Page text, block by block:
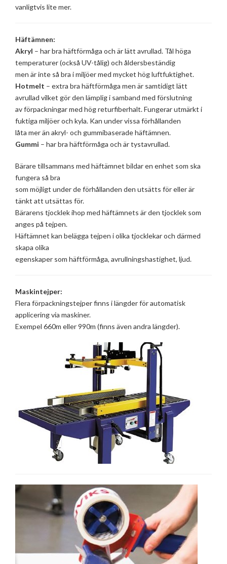
vanligtvis lite mer.
Häftämnen:
Akryl – har bra häftförmåga och är lätt avrullad. Tål höga
temperaturer (också UV-tålig) och åldersbeständig
men är inte så bra i miljöer med mycket hög luftfuktighet.
Hotmelt – extra bra häftförmåga men är samtidigt lätt
avrullad vilket gör den lämplig i samband med förslutning
av förpackningar med hög returfiberhalt. Fungerar utmärkt i
fuktiga miljöer och kyla. Kan under vissa förhållanden
låta mer än akryl- och gummibaserade häftämnen.
Gummi – har bra häftförmåga och är tystavrullad.
Bärare tillsammans med häftämnet bildar en enhet som ska
fungera så bra
som möjligt under de förhållanden den utsätts för eller är
tänkt att utsättas för.
Bärarens tjocklek ihop med häftämnets är den tjocklek som
anges på tejpen.
Häftämnet kan belägga tejpen i olika tjocklekar och därmed
skapa olika
egenskaper som häftförmåga, avrullningshastighet, ljud.
Maskintejper:
Flera förpackningstejper finns i längder för automatisk
applicering via maskiner.
Exempel 660m eller 990m (finns även andra längder).